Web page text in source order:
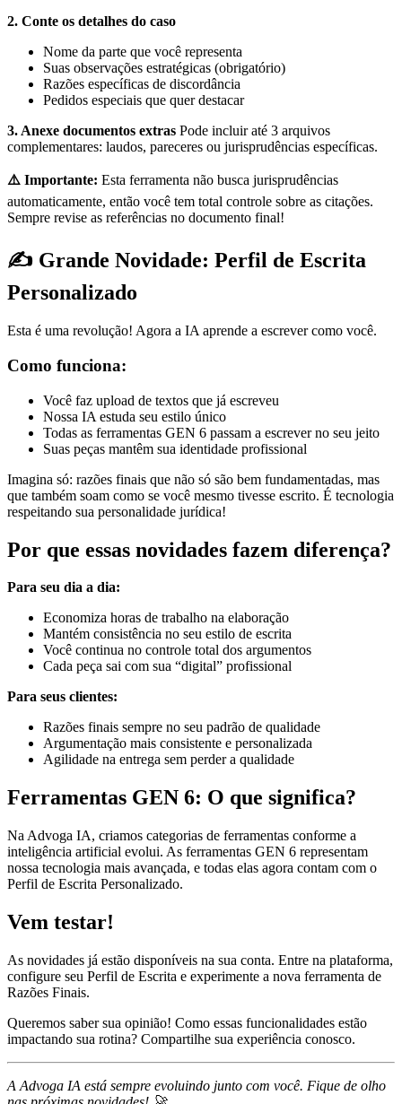
2. Conte os detalhes do caso
Nome da parte que você representa
Suas observações estratégicas (obrigatório)
Razões específicas de discordância
Pedidos especiais que quer destacar
3. Anexe documentos extras Pode incluir até 3 arquivos
complementares: laudos, pareceres ou jurisprudências específicas.
⚠️ Importante: Esta ferramenta não busca jurisprudências
automaticamente, então você tem total controle sobre as citações.
Sempre revise as referências no documento final!
✍️ Grande Novidade: Perfil de Escrita
Personalizado
Esta é uma revolução! Agora a IA aprende a escrever como você.
Como funciona:
Você faz upload de textos que já escreveu
Nossa IA estuda seu estilo único
Todas as ferramentas GEN 6 passam a escrever no seu jeito
Suas peças mantêm sua identidade profissional
Imagina só: razões finais que não só são bem fundamentadas, mas
que também soam como se você mesmo tivesse escrito. É tecnologia
respeitando sua personalidade jurídica!
Por que essas novidades fazem diferença?
Para seu dia a dia:
Economiza horas de trabalho na elaboração
Mantém consistência no seu estilo de escrita
Você continua no controle total dos argumentos
Cada peça sai com sua “digital” profissional
Para seus clientes:
Razões finais sempre no seu padrão de qualidade
Argumentação mais consistente e personalizada
Agilidade na entrega sem perder a qualidade
Ferramentas GEN 6: O que significa?
Na Advoga IA, criamos categorias de ferramentas conforme a
inteligência artificial evolui. As ferramentas GEN 6 representam
nossa tecnologia mais avançada, e todas elas agora contam com o
Perfil de Escrita Personalizado.
Vem testar!
As novidades já estão disponíveis na sua conta. Entre na plataforma,
configure seu Perfil de Escrita e experimente a nova ferramenta de
Razões Finais.
Queremos saber sua opinião! Como essas funcionalidades estão
impactando sua rotina? Compartilhe sua experiência conosco.
A Advoga IA está sempre evoluindo junto com você. Fique de olho